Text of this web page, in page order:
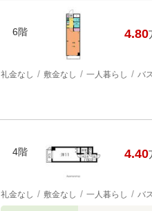
6階 4.80
礼金なし 敷金なし 一人暮らし バ
4階 4.40
礼金なし 敷金なし 一人暮らし バ